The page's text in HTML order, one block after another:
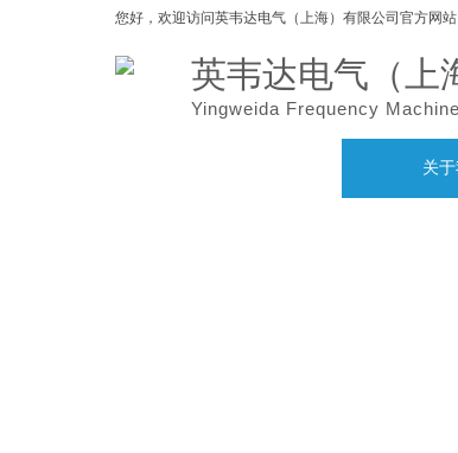
关
您好，欢迎访问英韦达电气（上海）有限公司官方网站
英韦达电气（上
Yingweida Frequency